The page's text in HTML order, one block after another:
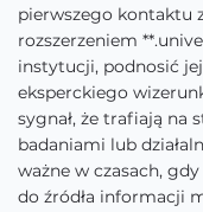
pierwszego kontaktu
rozszerzeniem
instytucji, podnosić
eksperckiego
sygnał, że trafiają na
badaniami lub
ważne w czasach,
do źródła informacji